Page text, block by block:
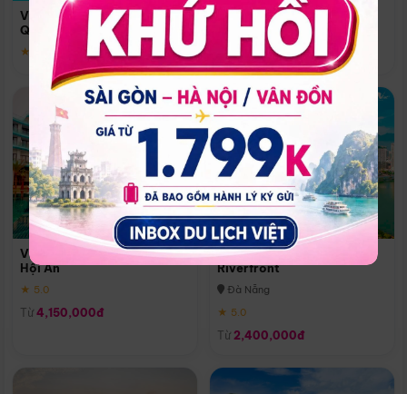
Vinpearl Resort & Spa Phu
Quoc
★ 5.0
Quoc
Phú Quốc
★ 5.0
Vinpearl Resort & Golf Nam
Hội An
★ 5.0
Từ 4,150,000đ
Melia Vinpearl Danang
Riverfront
Đà Nẵng
★ 5.0
Từ 2,400,000đ